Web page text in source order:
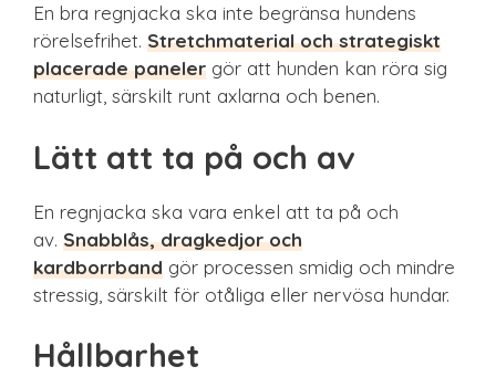
En bra regnjacka ska inte begränsa hundens
rörelsefrihet. Stretchmaterial och strategiskt
placerade paneler gör att hunden kan röra sig
naturligt, särskilt runt axlarna och benen.
Lätt att ta på och av
En regnjacka ska vara enkel att ta på och
av. Snabblås, dragkedjor och
kardborrband gör processen smidig och mindre
stressig, särskilt för otåliga eller nervösa hundar.
Hållbarhet